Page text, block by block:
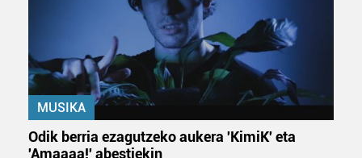
MUSIKA
Odik berria ezagutzeko aukera 'KimiK' eta
'Amaaaa!' abestiekin